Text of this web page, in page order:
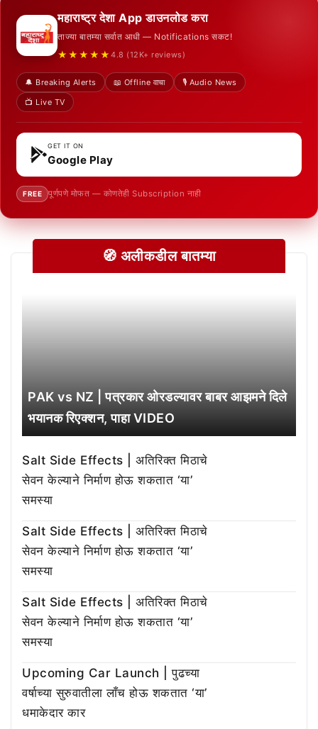
महाराष्ट्र देशा App डाउनलोड करा
ताज्या बातम्या सर्वात आधी — Notifications सकट!
★★★★★ 4.8 (12K+ reviews)
🔔 Breaking Alerts 📖 Offline वाचा
🎙️ Audio News
📺 Live TV
GET IT ON
Google Play
FREE पूर्णपणे मोफत — कोणतेही Subscription नाही
🧭 अलीकडील बातम्या
PAK vs NZ | पत्रकार ओरडल्यावर बाबर आझमने दिले
भयानक रिएक्शन, पाहा VIDEO
Salt Side Effects | अतिरिक्त मिठाचे
सेवन केल्याने निर्माण होऊ शकतात ‘या’
समस्या
Salt Side Effects | अतिरिक्त मिठाचे
सेवन केल्याने निर्माण होऊ शकतात ‘या’
समस्या
Salt Side Effects | अतिरिक्त मिठाचे
सेवन केल्याने निर्माण होऊ शकतात ‘या’
समस्या
Upcoming Car Launch | पुढच्या
वर्षाच्या सुरुवातीला लाँच होऊ शकतात ‘या’
धमाकेदार कार